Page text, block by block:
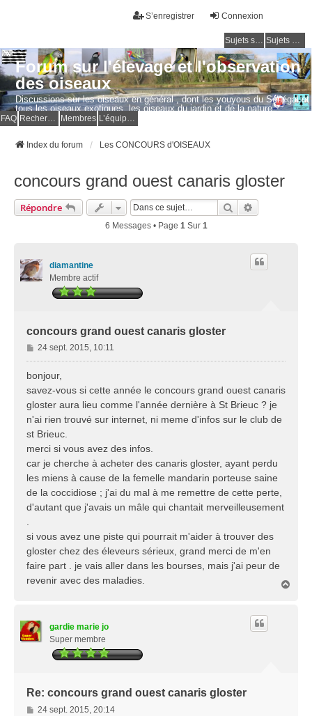
Connexion
S’enregistrer
Sujets sans réponse Sujets actifs
Forum sur l'élevage et l'observation
des oiseaux
Discussions sur les oiseaux en général , dont les youyous du Sénégal et
tous les oiseaux exotiques, les oiseaux du jardin et de la nature.
Questions, photos, expériences.
FAQ Membres
Index du forum Les CONCOURS d'OISEAUX
concours grand ouest canaris gloster
Répondre Rechercher
6 Messages • Page 1 Sur 1
diamantine
Membre actif
concours grand ouest canaris gloster
M
e
s
g
e
24 sept. 2015, 10:11
bonjour,
savez-vous si cette année le concours grand ouest canaris
gloster aura lieu comme l'année dernière à St Brieuc ? je
n'ai rien trouvé sur internet, ni meme d'infos sur le club de
st Brieuc.
merci si vous avez des infos.
car je cherche à acheter des canaris gloster, ayant perdu
les miens à cause de la femelle mandarin porteuse saine
de la coccidiose ; j'ai du mal à me remettre de cette perte,
d'autant que j'avais un mâle qui chantait merveilleusement
.
si vous avez une piste qui pourrait m'aider à trouver des
gloster chez des éleveurs sérieux, grand merci de m'en
faire part . je vais aller dans les bourses, mais j'ai peur de
revenir avec des maladies.
gardie marie jo
Super membre
Re: concours grand ouest canaris gloster
M
24 sept. 2015, 20:14